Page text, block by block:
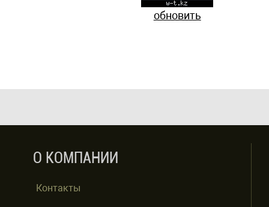
обновить
О КОМПАНИИ
Контакты